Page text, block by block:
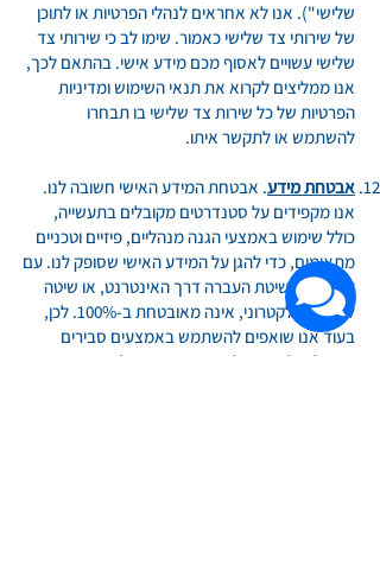
שלישי"). אנו לא אחראים לנהלי הפרטיות או לתוכן
של שירותי צד שלישי כאמור. שימו לב כי שירותי צד
שלישי עשויים לאסוף מכם מידע אישי. בהתאם לכך,
אנו ממליצים לקרוא את תנאי השימוש ומדיניות
הפרטיות של כל שירות צד שלישי בו תבחרו
להשתמש או לתקשר איתו.
אבטחת מידע. אבטחת המידע האישי חשובה לנו.
אנו מקפידים על סטנדרטים מקובלים בתעשייה,
כולל שימוש באמצעי הגנה מנהליים, פיזיים וטכניים
מתאימים, כדי להגן על המידע האישי שסופק לנו. עם
זאת, שום שיטת העברה דרך האינטרנט, או שיטה
לאחסון אלקטרוני, אינה מאובטחת ב-100%. לכן,
בעוד אנו שואפים להשתמש באמצעים סבירים
מקובלים להגנה על המידע האישי שלכם, איננו